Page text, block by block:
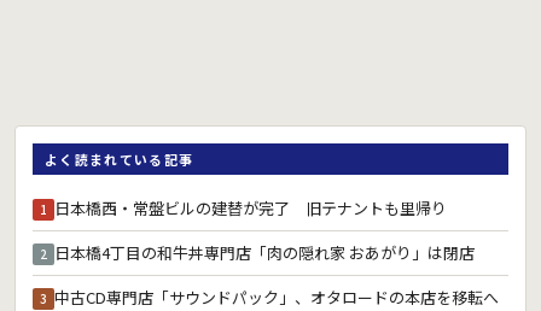
よく読まれている記事
1 日本橋西・常盤ビルの建替が完了 旧テナントも里帰り
2 日本橋4丁目の和牛丼専門店「肉の隠れ家 おあがり」は閉店
3 中古CD専門店「サウンドパック」、オタロードの本店を移転へ